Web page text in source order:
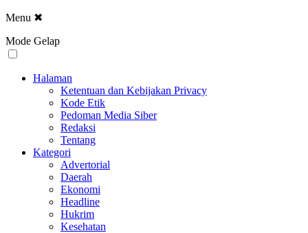
Menu ✖
Mode Gelap
Halaman
Ketentuan dan Kebijakan Privacy
Kode Etik
Pedoman Media Siber
Redaksi
Tentang
Kategori
Advertorial
Daerah
Ekonomi
Headline
Hukrim
Kesehatan